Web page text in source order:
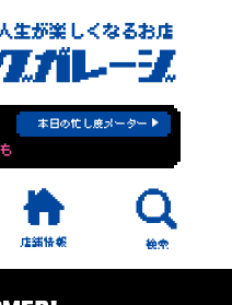
本日の忙し度メーター